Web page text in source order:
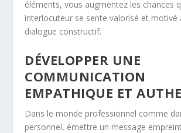
éléments, vous augmentez les chances
interlocuteur se sente valorisé et motivé
dialogue constructif.
DÉVELOPPER UNE
COMMUNICATION
EMPATHIQUE ET
Dans le monde professionnel comme
personnel, émettre un message